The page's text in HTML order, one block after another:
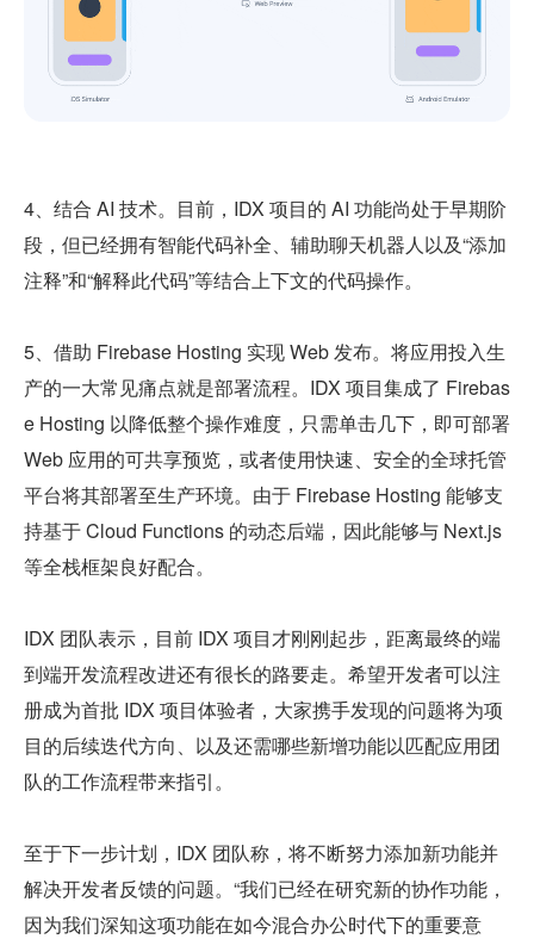
4、结合 AI 技术。目前，IDX 项目的 AI 功能尚处于早期阶
段，但已经拥有智能代码补全、辅助聊天机器人以及“添加
注释”和“解释此代码”等结合上下文的代码操作。
5、借助 Firebase Hosting 实现 Web 发布。将应用投入生
产的一大常见痛点就是部署流程。IDX 项目集成了 Firebas
e Hosting 以降低整个操作难度，只需单击几下，即可部署
Web 应用的可共享预览，或者使用快速、安全的全球托管
平台将其部署至生产环境。由于 Firebase Hosting 能够支
持基于 Cloud Functions 的动态后端，因此能够与 Next.js
等全栈框架良好配合。
IDX 团队表示，目前 IDX 项目才刚刚起步，距离最终的端
到端开发流程改进还有很长的路要走。希望开发者可以注
册成为首批 IDX 项目体验者，大家携手发现的问题将为项
目的后续迭代方向、以及还需哪些新增功能以匹配应用团
队的工作流程带来指引。
至于下一步计划，IDX 团队称，将不断努力添加新功能并
解决开发者反馈的问题。“我们已经在研究新的协作功能，
因为我们深知这项功能在如今混合办公时代下的重要意